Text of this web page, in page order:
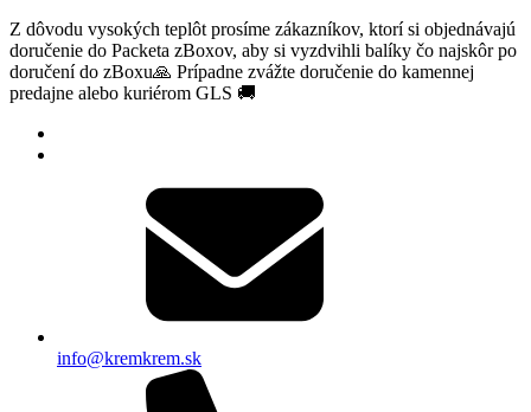
Z dôvodu vysokých teplôt prosíme zákazníkov, ktorí si objednávajú
doručenie do Packeta zBoxov, aby si vyzdvihli balíky čo najskôr po
doručení do zBoxu🙏 Prípadne zvážte doručenie do kamennej
predajne alebo kuriérom GLS 🚚
info@kremkrem.sk